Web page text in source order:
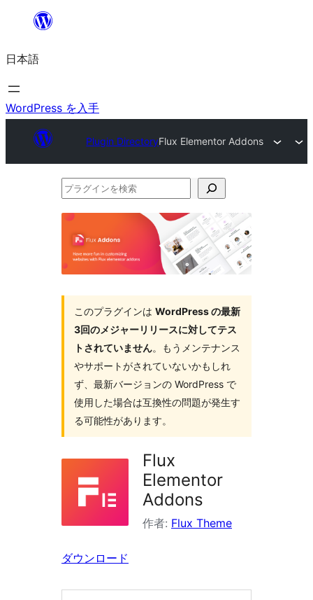
を
ス
キ
日本語
WordPress を入手
Plugin DirectoryFlux Elementor Addons
プ
ン
を
このプラグインは WordPress の最新
3回のメジャーリリースに対してテス
トされていません。もうメンテナンス
やサポートがされていないかもしれ
ず、最新バージョンの WordPress で
使用した場合は互換性の問題が発生す
る可能性があります。
Flux
Elementor
Addons
作者: Flux Theme
ダウンロード